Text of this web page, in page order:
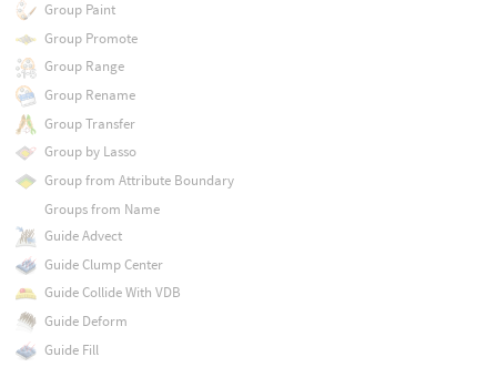
Group Paint
Group Promote
Group Range
Group Rename
Group Transfer
Group by Lasso
Group from Attribute Boundary
Groups from Name
Guide Advect
Guide Clump Center
Guide Collide With VDB
Guide Deform
Guide Fill